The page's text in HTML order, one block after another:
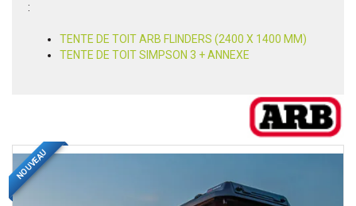
:
TENTE DE TOIT ARB FLINDERS (2400 X 1400 MM)
TENTE DE TOIT SIMPSON 3 + ANNEXE
NOUVEAU